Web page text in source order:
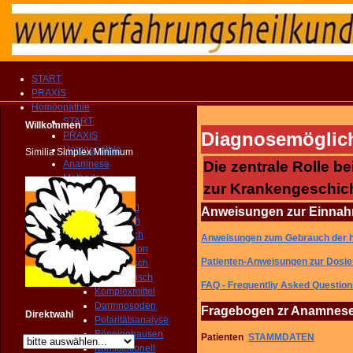
START
PRAXIS
Homöopathie
START
PRAXIS
Homöopathie
Anamnese
Methoden
Klinisch
Biologisch
Klassissch
Isopathisch
Kanalisation
Miasmatisch
Toxikologisch
Komplexmittel
Darmnosoden
Polaritätsanalyse
Bönninghausen
Konstitutionell
Willkommen
Similia Simplex Minimum
Direktwahl
Die zentrale
zur
Anweisungen zur
Anweisungen zum Gebrauch der
Patienten-Anweisungen zur
FAQ - Frequentliy Asked
Fragebogen zr
Patienten STAMMDATEN